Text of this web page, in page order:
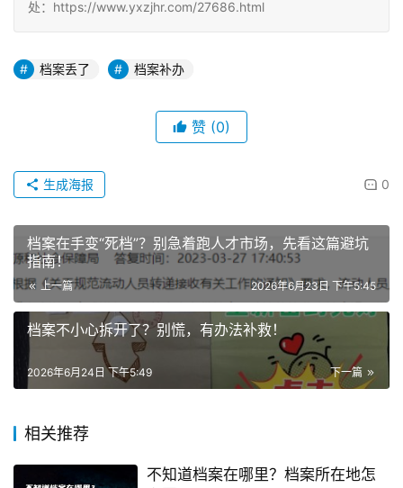
处：https://www.yxzjhr.com/27686.html
档案丢了 档案补办
赞 (0)
0
生成海报
档案在手变“死档”？别急着跑人才市场，先看这篇避坑
指南！
上一篇 2026年6月23日 下午5:45
档案不小心拆开了？别慌，有办法补救！
下一篇
2026年6月24日 下午5:49
相关推荐
不知道档案在哪里？档案所在地怎